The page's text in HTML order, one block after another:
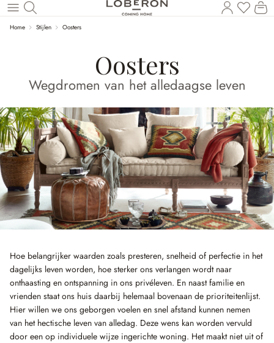
Naar de hoofdinhoud
U
Home Stijlen Oosters
Oosters
Wegdromen van het alledaagse leven
Hoe belangrijker waarden zoals presteren, snelheid of perfectie in het
dagelijks leven worden, hoe sterker ons verlangen wordt naar
onthaasting en ontspanning in ons privéleven. En naast familie en
vrienden staat ons huis daarbij helemaal bovenaan de prioriteitenlijst.
Hier willen we ons geborgen voelen en snel afstand kunnen nemen
van het hectische leven van alledag. Deze wens kan worden vervuld
door een op individuele wijze ingerichte woning. Het maakt niet uit of